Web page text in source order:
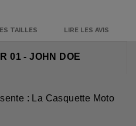
TAILLES LIRE LES AVIS
01 - JOHN DOE
: La Casquette Moto